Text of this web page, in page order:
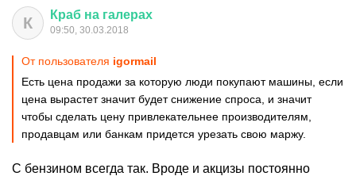
К Краб на галерах
09:50, 30.03.2018
От пользователя igormail
Есть цена продажи за которую люди покупают машины, если
цена вырастет значит будет снижение спроса, и значит
чтобы сделать цену привлекательнее производителям,
продавцам или банкам придется урезать свою маржу.
С бензином всегда так. Вроде и акцизы постоянно